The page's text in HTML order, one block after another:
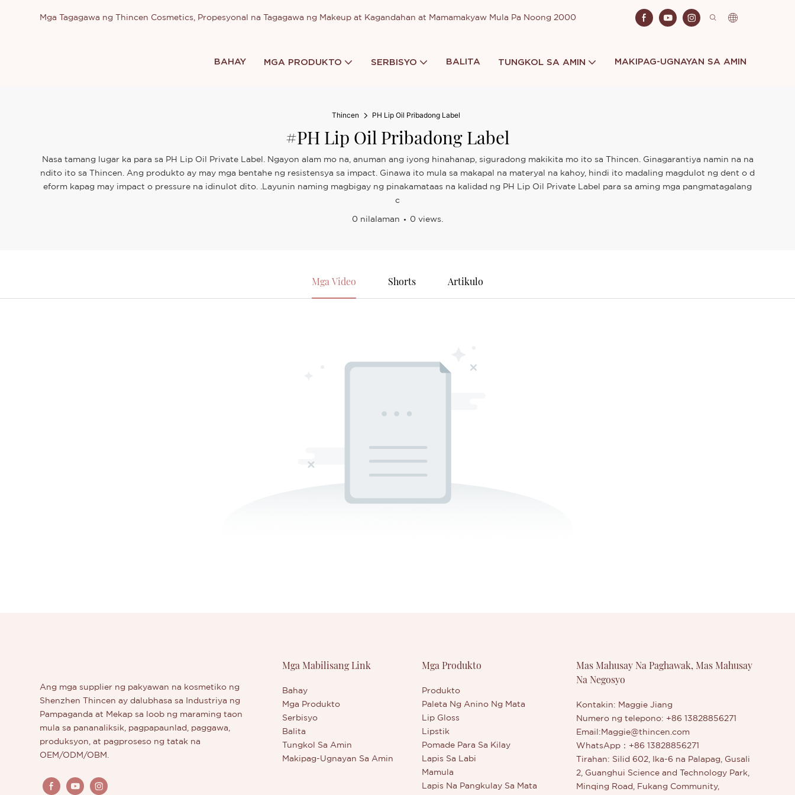
Mga Tagagawa ng Thincen Cosmetics, Propesyonal na Tagagawa ng Makeup at Kagandahan at Mamamakyaw Mula Pa Noong 2000
BAHAY MGA PRODUKTO SERBISYO BALITA TUNGKOL SA AMIN MAKIPAG-UGNAYAN SA AMIN
Thincen PH Lip Oil Pribadong Label
#PH Lip Oil Pribadong Label
Nasa tamang lugar ka para sa PH Lip Oil Private Label. Ngayon alam mo na, anuman ang iyong hinahanap, siguradong makikita mo ito sa Thincen. Ginagarantiya namin na na
ndito ito sa Thincen. Ang produkto ay may mga bentahe ng resistensya sa impact. Ginawa ito mula sa makapal na materyal na kahoy, hindi ito madaling magdulot ng dent o d
eform kapag may impact o pressure na idinulot dito. .Layunin naming magbigay ng pinakamataas na kalidad ng PH Lip Oil Private Label para sa aming mga pangmatagalang
c
0 nilalaman 0 views.
Mga Video Shorts Artikulo
Ang mga supplier ng pakyawan na kosmetiko ng
Shenzhen Thincen ay dalubhasa sa Industriya ng
Pampaganda at Mekap sa loob ng maraming taon
mula sa pananaliksik, pagpapaunlad, paggawa,
produksyon, at pagproseso ng tatak na
OEM/ODM/OBM.
Mga Mabilisang Link
Bahay
Mga Produkto
Serbisyo
Balita
Tungkol Sa Amin
Makipag-Ugnayan Sa Amin
Mga Produkto
Produkto
Paleta Ng Anino Ng Mata
Lip Gloss
Lipstik
Pomade Para Sa Kilay
Lapis Sa Labi
Mamula
Lapis Na Pangkulay Sa Mata
Mas Mahusay Na Paghawak, Mas Mahusay
Na Negosyo
Kontakin: Maggie Jiang
Numero ng telepono: +86 13828856271
Email: Maggie@thincen.com
WhatsApp：+86 13828856271
Tirahan: Silid 602, Ika-6 na Palapag, Gusali
2, Guanghui Science and Technology Park,
Minqing Road, Fukang Community,